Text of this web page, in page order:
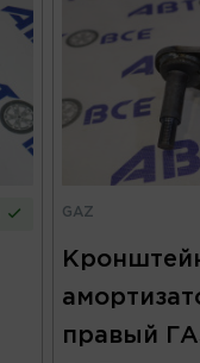
GAZ
правый